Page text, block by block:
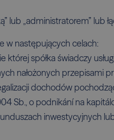
lub „administratorem” lub
w następujących celach:
spółka świadczy
nałożonych przepisami
dochodów
Sb., o podnikání na
inwestycyjnych